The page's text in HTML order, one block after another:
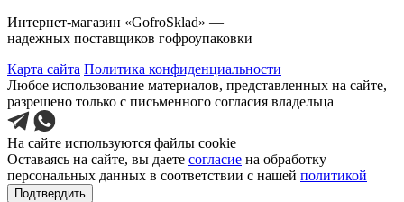
Интернет-магазин «GofroSklad» —
надежных поставщиков гофроупаковки
Карта сайта Политика конфиденциальности
Любое использование материалов, представленных на сайте,
разрешено только с письменного согласия владельца
На сайте используются файлы cookie
Оставаясь на сайте, вы даете согласие на обработку
персональных данных в соответствии с нашей политикой
Подтвердить